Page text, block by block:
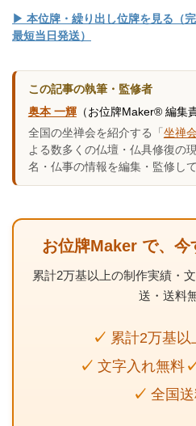
▶ 本位牌・繰り出し位牌を見る（
最短当日発送）
この記事の執筆・監修者
奥本 一輝（お位牌Maker® 編集
全国の坐禅会を紹介する「 坐禅
よる数多くの仏壇・仏具修復の
名・仏事の情報を編集・監修して
お位牌Maker で、今
累計2万基以上の制作実績・
送・送料
累計2万基
文字入れ無料
全国